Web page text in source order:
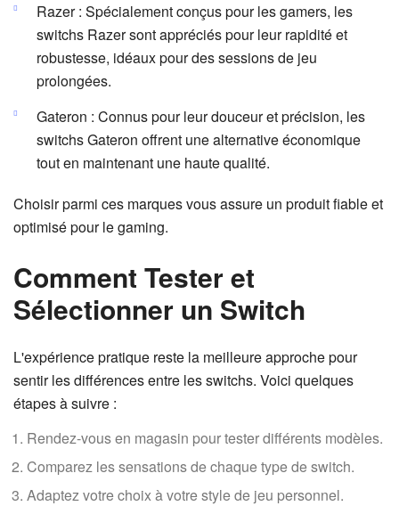
Razer : Spécialement conçus pour les gamers, les
switchs Razer sont appréciés pour leur rapidité et
robustesse, idéaux pour des sessions de jeu
prolongées.
Gateron : Connus pour leur douceur et précision, les
switchs Gateron offrent une alternative économique
tout en maintenant une haute qualité.
Choisir parmi ces marques vous assure un produit fiable et
optimisé pour le gaming.
Comment Tester et
Sélectionner un Switch
L'expérience pratique reste la meilleure approche pour
sentir les différences entre les switchs. Voici quelques
étapes à suivre :
Rendez-vous en magasin pour tester différents modèles.
Comparez les sensations de chaque type de switch.
Adaptez votre choix à votre style de jeu personnel.